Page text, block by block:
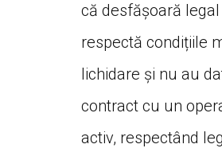
că desfășoară
respectă condițiile
lichidare și nu au
contract cu un
activ, respectând